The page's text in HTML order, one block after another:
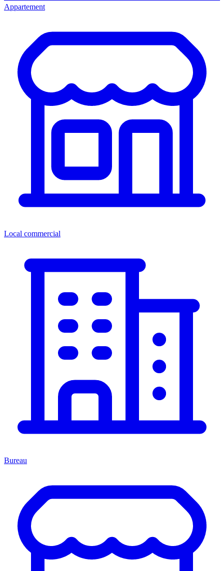
Appartement
Local commercial
Bureau